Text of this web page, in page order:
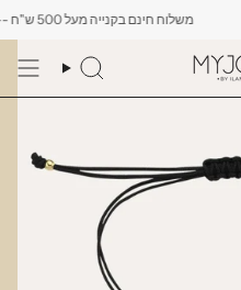
to
Search
משלוח חינם בקנייה מעל 500 ש"ח -------- רק עד יום שישי הקרוב לפחות 10% הנחה על כל העגילים